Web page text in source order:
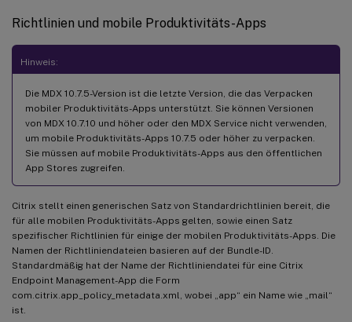
Richtlinien und mobile Produktivitäts-Apps
Hinweis:
Die MDX 10.7.5-Version ist die letzte Version, die das Verpacken
mobiler Produktivitäts-Apps unterstützt. Sie können Versionen
von MDX 10.7.10 und höher oder den MDX Service nicht verwenden,
um mobile Produktivitäts-Apps 10.7.5 oder höher zu verpacken.
Sie müssen auf mobile Produktivitäts-Apps aus den öffentlichen
App Stores zugreifen.
Citrix stellt einen generischen Satz von Standardrichtlinien bereit, die
für alle mobilen Produktivitäts-Apps gelten, sowie einen Satz
spezifischer Richtlinien für einige der mobilen Produktivitäts-Apps. Die
Namen der Richtliniendateien basieren auf der Bundle-ID.
Standardmäßig hat der Name der Richtliniendatei für eine Citrix
Endpoint Management-App die Form
com.citrix.app_policy_metadata.xml, wobei „app“ ein Name wie „mail“
ist.